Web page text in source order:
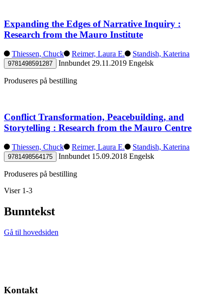
Expanding the Edges of Narrative Inquiry :
Research from the Mauro Institute
Thiessen, Chuck Reimer, Laura E. Standish, Katerina
9781498591287 Innbundet 29.11.2019 Engelsk
Produseres på bestilling
Conflict Transformation, Peacebuilding, and
Storytelling : Research from the Mauro Centre
Thiessen, Chuck Reimer, Laura E. Standish, Katerina
9781498564175 Innbundet 15.09.2018 Engelsk
Produseres på bestilling
Viser 1-3
Bunntekst
Gå til hovedsiden
Kontakt